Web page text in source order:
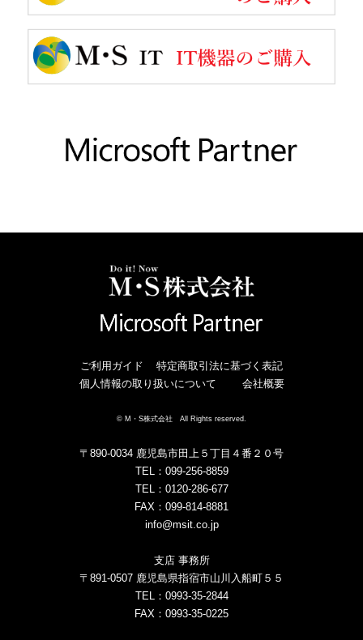
ご利用ガイド
特定商取引法に基づく表記
個人情報の取り扱いについて
会社概要
© M・S株式会社 All Rights reserved.
〒890-0034 鹿児島市田上５丁目４番２０号
TEL：099-256-8859
TEL：0120-286-677
FAX：099-814-8881
info@msit.co.jp
支店 事務所
〒891-0507 鹿児島県指宿市山川入船町５５
TEL：0993-35-2844
FAX：0993-35-0225